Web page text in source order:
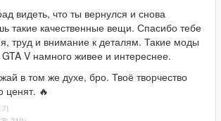
видеть, что ты вернулся и снова
такие качественные вещи. Спасибо тебе
труд и внимание к деталям. Такие моды
V намного живее и интереснее.
в том же духе, бро. Твоё творчество
ценят. 🔥